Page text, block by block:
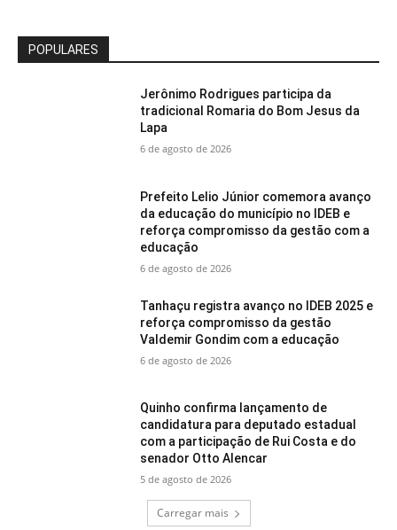
POPULARES
Jerônimo Rodrigues participa da
tradicional Romaria do Bom Jesus da
Lapa
6 de agosto de 2026
Prefeito Lelio Júnior comemora avanço
da educação do município no IDEB e
reforça compromisso da gestão com a
educação
6 de agosto de 2026
Tanhaçu registra avanço no IDEB 2025 e
reforça compromisso da gestão
Valdemir Gondim com a educação
6 de agosto de 2026
Quinho confirma lançamento de
candidatura para deputado estadual
com a participação de Rui Costa e do
senador Otto Alencar
5 de agosto de 2026
Carregar mais